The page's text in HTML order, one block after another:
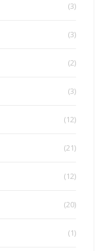
(3)
(3)
(2)
(3)
(12)
(21)
(12)
(20)
(1)